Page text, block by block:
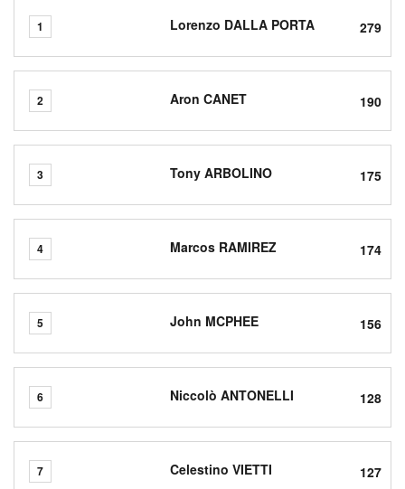
1 Lorenzo DALLA PORTA 279
2 Aron CANET 190
3 Tony ARBOLINO 175
4 Marcos RAMIREZ 174
5 John MCPHEE 156
6 Niccolò ANTONELLI 128
7 Celestino VIETTI 127